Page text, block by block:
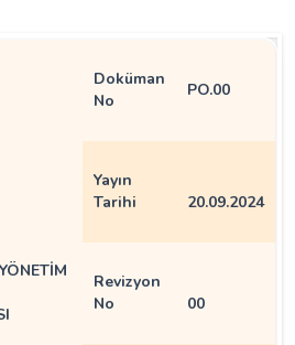
Doküman
No
PO.00
Yayın
Tarihi
20.09.2024
Revizyon
No
00